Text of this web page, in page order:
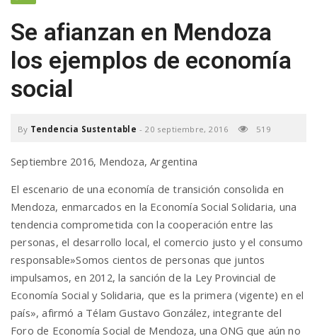
v
a
t
o
Se afianzan en Mendoza
los ejemplos de economía
social
By Tendencia Sustentable - 20 septiembre, 2016 519
Septiembre 2016, Mendoza, Argentina
El escenario de una economía de transición consolida en
Mendoza, enmarcados en la Economía Social Solidaria, una
tendencia comprometida con la cooperación entre las
personas, el desarrollo local, el comercio justo y el consumo
responsable»Somos cientos de personas que juntos
impulsamos, en 2012, la sanción de la Ley Provincial de
Economía Social y Solidaria, que es la primera (vigente) en el
país», afirmó a Télam Gustavo González, integrante del
Foro de Economía Social de Mendoza, una ONG que aún no